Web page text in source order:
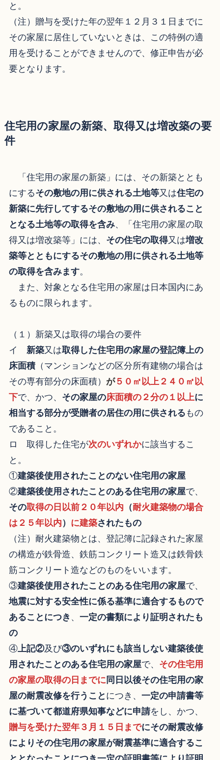
と。
（注）贈与を受けた年の翌年１２月３１日までに
その家屋に居住していないときは、この特例の適
用を受けることができませんので、修正申告が必
要となります。
住宅用の家屋の新築、取得又は増改築の要
件
「住宅用の家屋の新築」には、その新築ととも
にするその敷地の用に供される土地等又は住宅の
新築に先行してするその敷地の用に供されること
となる土地等の取得を含み、「住宅用の家屋の取
得又は増改築等」には、 その住宅の取得又は増改
築等とともにするその敷地の用に供される土地等
の取得を含みます。
また、対象となる住宅用の家屋は日本国内にあ
るものに限られます。
（１）新築又は取得の場合の要件
イ 新築又は取得した住宅用の家屋の登記簿上の
床面積（マンションなどの区分所有建物の場合は
その専有部分の床面積） が５０㎡以上２４０㎡以
下で、かつ、 その家屋の床面積の２分の１以上に
相当する部分が受贈者の居住の用に供される もの
であること。
ロ 取得した住宅が次のいずれかに該当するこ
と。
①建築後使用されたことのない住宅用の家屋
②建築後使用されたことのある住宅用の家屋で、
その取得の日以前２０年以内 （耐火建築物の場合
は２５年以内） に建築されたもの
（注）耐火建築物とは、登記簿に記録された家屋
の構造が鉄骨造、鉄筋コンクリート造又は鉄骨鉄
筋コンクリート造などのものをいいます。
③建築後使用されたことのある住宅用の家屋で、
地震に対する安全性に係る基準に適合するもので
あることにつき 、 一定の書類により証明されたも
の
④上記②及び③のいずれにも該当しない建築後使
用されたことのある住宅用の家屋で、 その住宅用
の家屋の取得の日までに 同日以後その住宅用の家
屋の耐震改修を行うこと につき、 一定の申請書等
に基づいて都道府県知事などに申請をし、かつ、
贈与を受けた翌年３月１５日までにその耐震改修
によりその住宅用の家屋が耐震基準に適合するこ